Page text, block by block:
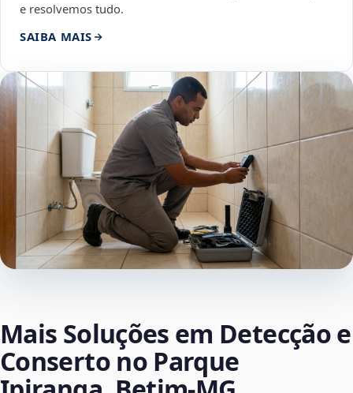
e resolvemos tudo.
SAIBA MAIS
Mais Soluções em Detecção e
Conserto no Parque